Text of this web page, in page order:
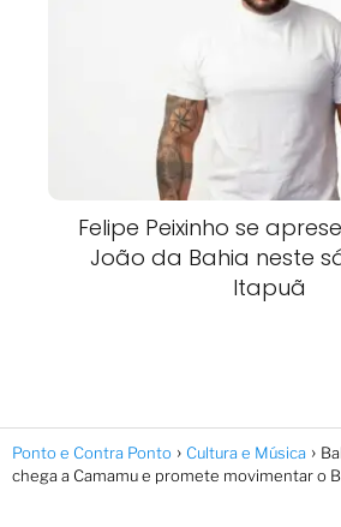
Felipe Peixinho se
João da Bahia neste
Itapuã
Ponto e Contra Ponto Cultura e Música
chega a Camamu e promete movimentar o